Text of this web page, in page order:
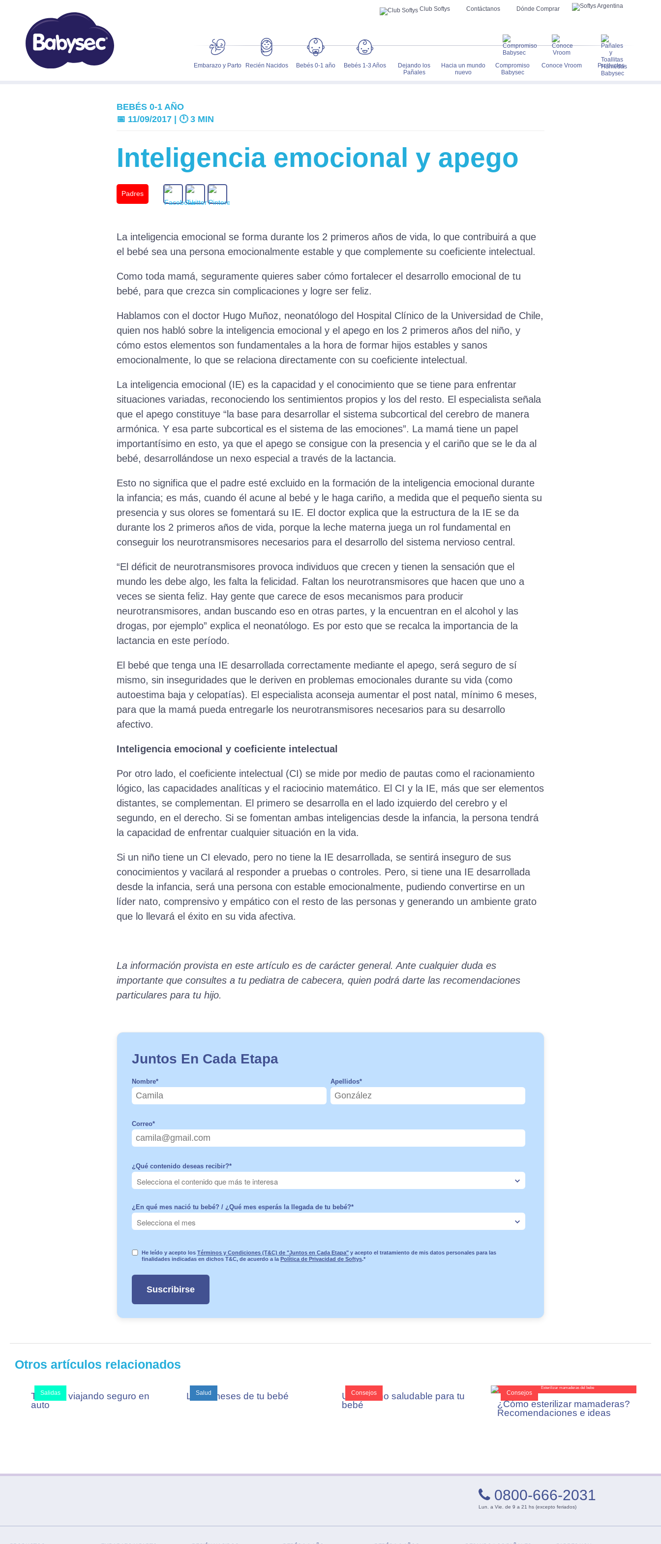
Embarazo y Parto Recién Nacidos Bebés 0-1 año Bebés 1-3 Años
Dejando los
Pañales
Hacia un mundo
nuevo
Compromiso
Babysec
Conoce Vroom Productos
Dónde Comprar
Contáctanos
Club Softys
BEBÉS 0-1 AÑO
📅 11/09/2017 | 🕛 3 MIN
Inteligencia emocional y apego
Padres
La inteligencia emocional se forma durante los 2 primeros años de vida, lo que contribuirá a que
el bebé sea una persona emocionalmente estable y que complemente su coeficiente intelectual.
Como toda mamá, seguramente quieres saber cómo fortalecer el desarrollo emocional de tu
bebé, para que crezca sin complicaciones y logre ser feliz.
Hablamos con el doctor Hugo Muñoz, neonatólogo del Hospital Clínico de la Universidad de Chile,
quien nos habló sobre la inteligencia emocional y el apego en los 2 primeros años del niño, y
cómo estos elementos son fundamentales a la hora de formar hijos estables y sanos
emocionalmente, lo que se relaciona directamente con su coeficiente intelectual.
La inteligencia emocional (IE) es la capacidad y el conocimiento que se tiene para enfrentar
situaciones variadas, reconociendo los sentimientos propios y los del resto. El especialista señala
que el apego constituye “la base para desarrollar el sistema subcortical del cerebro de manera
armónica. Y esa parte subcortical es el sistema de las emociones”. La mamá tiene un papel
importantísimo en esto, ya que el apego se consigue con la presencia y el cariño que se le da al
bebé, desarrollándose un nexo especial a través de la lactancia.
Esto no significa que el padre esté excluido en la formación de la inteligencia emocional durante
la infancia; es más, cuando él acune al bebé y le haga cariño, a medida que el pequeño sienta su
presencia y sus olores se fomentará su IE. El doctor explica que la estructura de la IE se da
durante los 2 primeros años de vida, porque la leche materna juega un rol fundamental en
conseguir los neurotransmisores necesarios para el desarrollo del sistema nervioso central.
“El déficit de neurotransmisores provoca individuos que crecen y tienen la sensación que el
mundo les debe algo, les falta la felicidad. Faltan los neurotransmisores que hacen que uno a
veces se sienta feliz. Hay gente que carece de esos mecanismos para producir
neurotransmisores, andan buscando eso en otras partes, y la encuentran en el alcohol y las
drogas, por ejemplo” explica el neonatólogo. Es por esto que se recalca la importancia de la
lactancia en este período.
El bebé que tenga una IE desarrollada correctamente mediante el apego, será seguro de sí
mismo, sin inseguridades que le deriven en problemas emocionales durante su vida (como
autoestima baja y celopatías). El especialista aconseja aumentar el post natal, mínimo 6 meses,
para que la mamá pueda entregarle los neurotransmisores necesarios para su desarrollo
afectivo.
Inteligencia emocional y coeficiente intelectual
Por otro lado, el coeficiente intelectual (CI) se mide por medio de pautas como el racionamiento
lógico, las capacidades analíticas y el raciocinio matemático. El CI y la IE, más que ser elementos
distantes, se complementan. El primero se desarrolla en el lado izquierdo del cerebro y el
segundo, en el derecho. Si se fomentan ambas inteligencias desde la infancia, la persona tendrá
la capacidad de enfrentar cualquier situación en la vida.
Si un niño tiene un CI elevado, pero no tiene la IE desarrollada, se sentirá inseguro de sus
conocimientos y vacilará al responder a pruebas o controles. Pero, si tiene una IE desarrollada
desde la infancia, será una persona con estable emocionalmente, pudiendo convertirse en un
líder nato, comprensivo y empático con el resto de las personas y generando un ambiente grato
que lo llevará el éxito en su vida afectiva.
La información provista en este artículo es de carácter general. Ante cualquier duda es
importante que consultes a tu pediatra de cabecera, quien podrá darte las recomendaciones
particulares para tu hijo.
Juntos En Cada Etapa
Nombre* Apellidos*
Correo*
¿Qué contenido deseas recibir?*
¿En qué mes nació tu bebé? / ¿Qué mes esperás la llegada de tu bebé?*
He leído y acepto los Términos y Condiciones (T&C) de "Juntos en Cada Etapa" y acepto el tratamiento de mis datos personales para las
finalidades indicadas en dichos T&C, de acuerdo a la Política de Privacidad de Softys.*
Otros artículos relacionados
Salidas
Tu bebé viajando seguro en
auto
Salud
Los 4 meses de tu bebé Consejos
Un entorno saludable para tu
bebé
Consejos
¿Cómo esterilizar mamaderas?
Recomendaciones e ideas
0800-666-2031
Lun. a Vie. de 9 a 21 hs (excepto feriados)